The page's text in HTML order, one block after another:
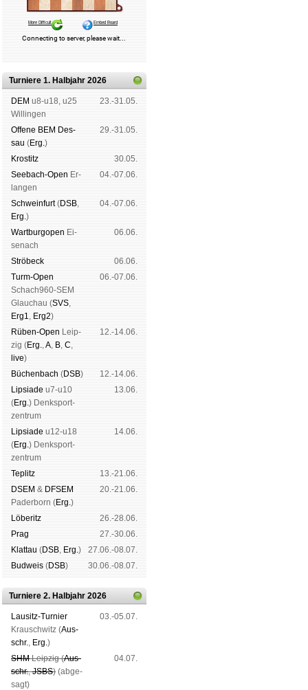
Turniere 1. Halbjahr 2026
DEM u8-u18, u25
Wil­lin­gen
23.-31.05.
Offene BEM Des­
sau (Erg.)
29.-31.05.
Kros­titz
30.05.
See­bach-Open Er­
lan­gen
04.-07.06.
Schwein­furt(DSB,
Erg.)
04.-07.06.
Wart­burg­open Ei­
se­nach
06.06.
Strö­beck
06.06.
Turm-Open
Schach960-SEM
Glau­chau (SVS,
Erg1, Erg2)
06.-07.06.
Rüben-Open Leip­
zig (Erg.,A, B, C,
live)
12.-14.06.
Büchen­bach (DSB)
12.-14.06.
Lipsiade u7-u10
(Erg.) Denk­sport­
zen­trum
13.06.
Lipsiade u12-u18
(Erg.) Denk­sport­
zen­trum
14.06.
Tep­litz
13.-21.06.
DSEM & DFSEM
Pader­born (Erg.)
20.-21.06.
Lö­be­ritz
26.-28.06.
Prag
27.-30.06.
Klat­tau (DSB, Erg.)
27.06.-08.07.
Bud­weis (DSB) 30.06.-08.07.
Turniere 2. Halbjahr 2026
Lau­sitz-Tur­nier
Krausch­witz (Aus­
schr., Erg.)
03.-05.07.
SHMLeip­zig (Aus­
schr.,JSBS) (ab­ge­
sagt)
04.07.